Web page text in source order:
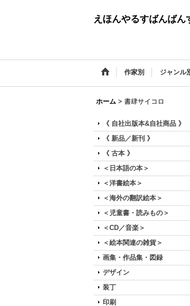
えほんやるすばんばん
作家別 ジャンル
ホーム > 書肆サイコロ
《 自社出版本&自社商品 》
《 新品／新刊 》
《 古本 》
＜日本語の本＞
＜洋書絵本＞
＜海外の翻訳絵本＞
＜児童書・読みもの＞
＜CD／音楽＞
＜絵本関連の雑貨＞
画集・作品集・図録
デザイン
装丁
印刷